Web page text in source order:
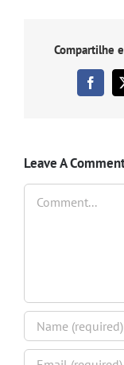
Compartilhe
Leave A